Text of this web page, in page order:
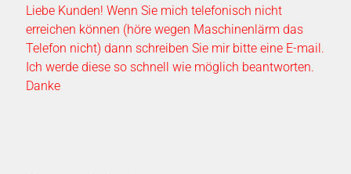
Liebe Kunden! Wenn Sie mich telefonisch nicht
erreichen können (höre wegen Maschinenlärm das
Telefon nicht) dann schreiben Sie mir bitte eine E-mail.
Ich werde diese so schnell wie möglich beantworten.
Danke